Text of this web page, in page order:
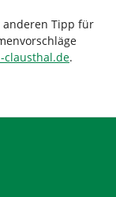
anderen Tipp für
clausthal.de.